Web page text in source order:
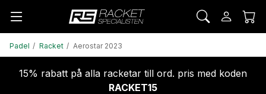
Padel Racket Aerostar 2023
15% rabatt på alla racketar till ord. pris med koden
RACKET15